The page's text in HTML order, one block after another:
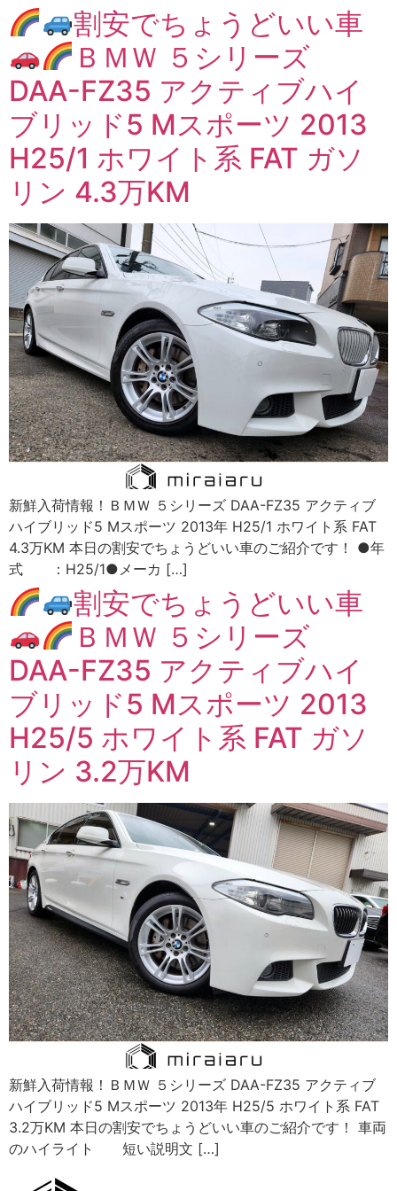
割安でちょうどいい車
ＢＭＷ ５シリーズ
DAA-FZ35 アクティブハイ
ブリッド5 Mスポーツ 2013
H25/1 ホワイト系 FAT ガソ
リン 4.3万KM
新鮮入荷情報！ＢＭＷ ５シリーズ DAA-FZ35 アクティブ
ハイブリッド5 Mスポーツ 2013年 H25/1 ホワイト系 FAT
4.3万KM 本日の割安でちょうどいい車のご紹介です！ ●年
式 ：H25/1●メーカ […]
割安でちょうどいい車
ＢＭＷ ５シリーズ
DAA-FZ35 アクティブハイ
ブリッド5 Mスポーツ 2013
H25/5 ホワイト系 FAT ガソ
リン 3.2万KM
新鮮入荷情報！ＢＭＷ ５シリーズ DAA-FZ35 アクティブ
ハイブリッド5 Mスポーツ 2013年 H25/5 ホワイト系 FAT
3.2万KM 本日の割安でちょうどいい車のご紹介です！ 車両
のハイライト 短い説明文 […]